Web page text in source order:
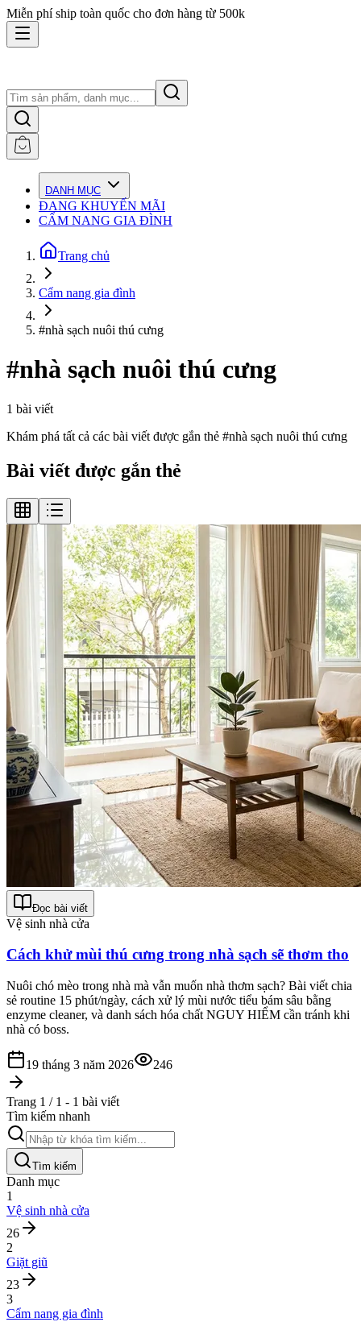
Miễn phí ship toàn quốc cho đơn hàng từ 500k
DANH MỤC
ĐANG KHUYẾN MÃI
CẨM NANG GIA ĐÌNH
Trang chủ
Cẩm nang gia đình
#nhà sạch nuôi thú cưng
#nhà sạch nuôi thú cưng
1 bài viết
Khám phá tất cả các bài viết được gắn thẻ #nhà sạch nuôi thú cưng
Bài viết được gắn thẻ
Đọc bài viết
Vệ sinh nhà cửa
Cách khử mùi thú cưng trong nhà sạch sẽ thơm tho
Nuôi chó mèo trong nhà mà vẫn muốn nhà thơm sạch? Bài viết chia
sẻ routine 15 phút/ngày, cách xử lý mùi nước tiểu bám sâu bằng
enzyme cleaner, và danh sách hóa chất NGUY HIỂM cần tránh khi
nhà có boss.
19 tháng 3 năm 2026 246
Trang 1 / 1 - 1 bài viết
Tìm kiếm nhanh
Tìm kiếm
Danh mục
1
Vệ sinh nhà cửa
26
2
Giặt giũ
23
3
Cẩm nang gia đình